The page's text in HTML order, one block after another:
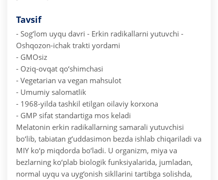
Tavsif
- Sog‘lom uyqu davri - Erkin radikallarni yutuvchi -
Oshqozon-ichak trakti yordami
- GMOsiz
- Oziq-ovqat qo‘shimchasi
- Vegetarian va vegan mahsulot
- Umumiy salomatlik
- 1968-yilda tashkil etilgan oilaviy korxona
- GMP sifat standartiga mos keladi
Melatonin erkin radikallarning samarali yutuvchisi
bo‘lib, tabiatan g‘uddasimon bezda ishlab chiqariladi va
MIY ko‘p miqdorda bo‘ladi. U organizm, miya va
bezlarning ko‘plab biologik funksiyalarida, jumladan,
normal uyqu va uyg‘onish sikllarini tartibga solishda,